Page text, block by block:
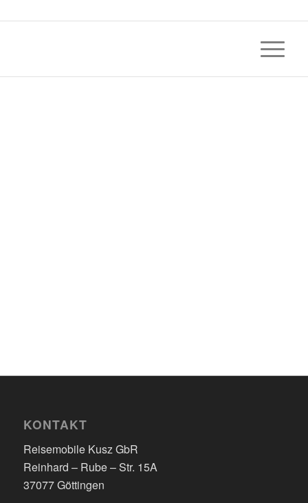
KONTAKT
Reisemobile Kusz GbR
Reinhard – Rube – Str. 15A
37077 Göttingen